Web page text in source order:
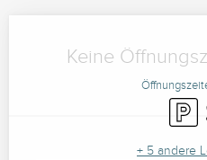
Keine
+ 5 andere